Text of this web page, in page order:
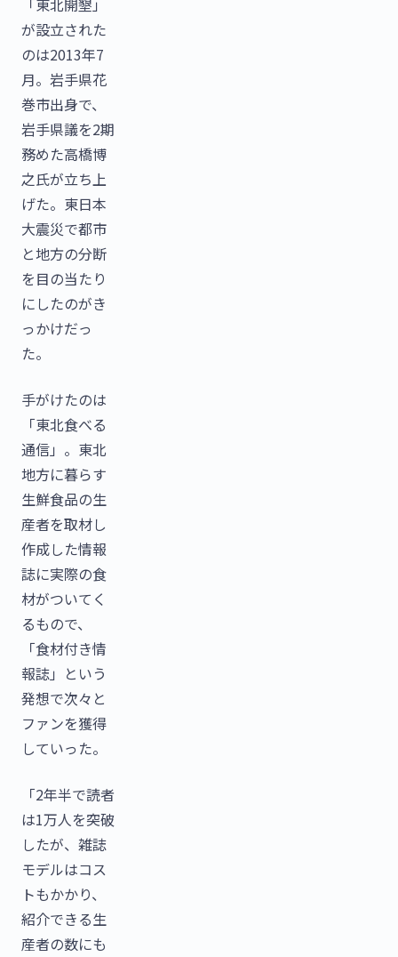
「東北開墾」
が設立された
のは2013年7
月。岩手県花
巻市出身で、
岩手県議を2期
務めた高橋博
之氏が立ち上
げた。東日本
大震災で都市
と地方の分断
を目の当たり
にしたのがき
っかけだっ
た。
手がけたのは
「東北食べる
通信」。東北
地方に暮らす
生鮮食品の生
産者を取材し
作成した情報
誌に実際の食
材がついてく
るもので、
「食材付き情
報誌」という
発想で次々と
ファンを獲得
していった。
「2年半で読者
は1万人を突破
したが、雑誌
モデルはコス
トもかかり、
紹介できる生
産者の数にも